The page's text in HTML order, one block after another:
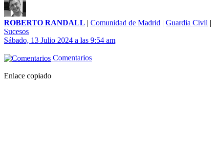
ROBERTO RANDALL | Comunidad de Madrid | Guardia Civil |
Sucesos
Sábado, 13 Julio 2024 a las 9:54 am
Comentarios
Enlace copiado